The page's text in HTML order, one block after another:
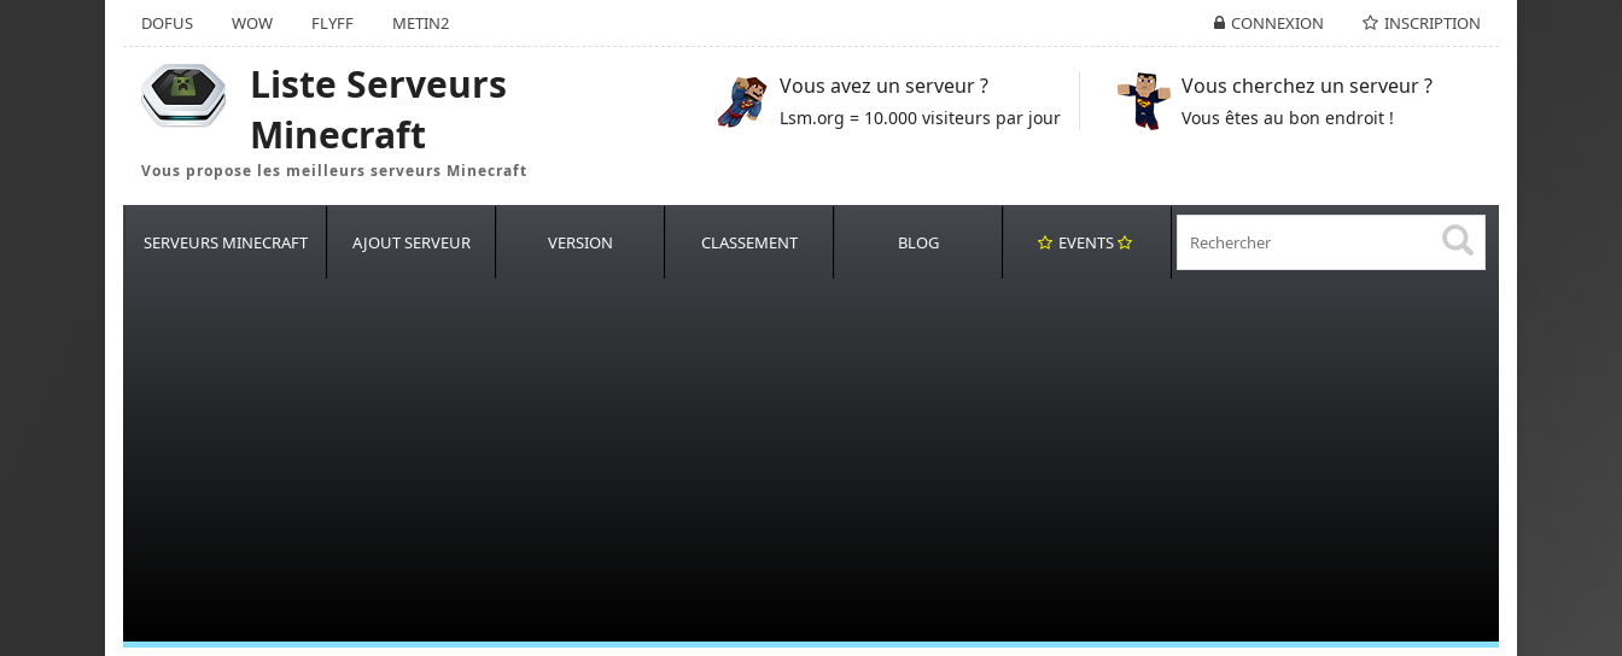
CONNEXION INSCRIPTION
DOFUS WOW FLYFF METIN2
Liste Serveurs
Minecraft
Vous propose les meilleurs serveurs Minecraft
Vous avez un serveur ?
Lsm.org = 10.000 visiteurs par jour
Vous cherchez un serveur ?
Vous êtes au bon endroit !
SERVEURS MINECRAFT AJOUT SERVEUR VERSION CLASSEMENT BLOG EVENTS